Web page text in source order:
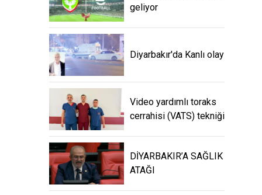
geliyor
Diyarbakır'da Kanlı olay
Video yardımlı toraks
cerrahisi (VATS) tekniği
DİYARBAKIR’A SAĞLIK
ATAĞI